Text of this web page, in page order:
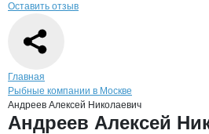
Оставить отзыв
Навигация по сайту
Главная
Рыбные компании в Москве
Андреев Алексей Николаевич
Основная
Андреев Алексей